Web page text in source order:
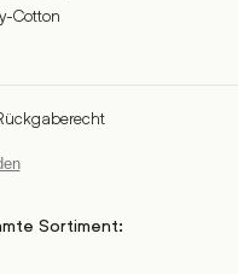
Cotton
Sortiment: